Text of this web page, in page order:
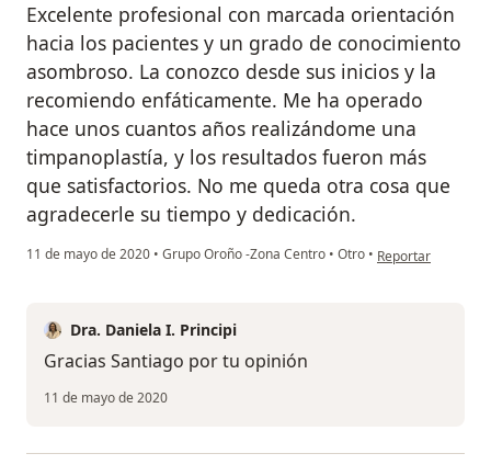
Excelente profesional con marcada orientación
hacia los pacientes y un grado de conocimiento
asombroso. La conozco desde sus inicios y la
recomiendo enfáticamente. Me ha operado
hace unos cuantos años realizándome una
timpanoplastía, y los resultados fueron más
que satisfactorios. No me queda otra cosa que
agradecerle su tiempo y dedicación.
11 de mayo de 2020 • Grupo Oroño -Zona Centro • Otro • en opinión del
Reportar
Dra. Daniela I. Principi
Gracias Santiago por tu opinión
11 de mayo de 2020